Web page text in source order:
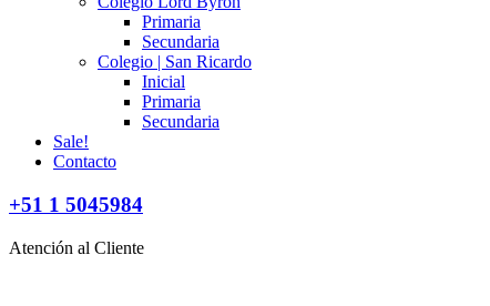
Primaria
Secundaria
Colegio | San Ricardo
Inicial
Primaria
Secundaria
Sale!
Contacto
+51 1 5045984
Atención al Cliente